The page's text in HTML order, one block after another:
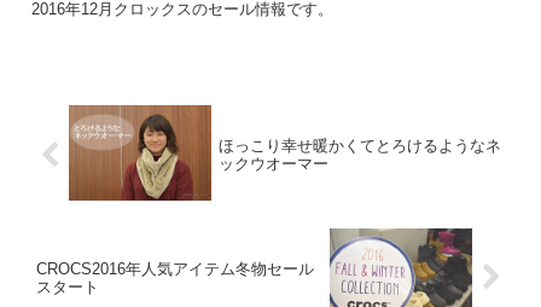
2016年12月クロックスのセール情報です。
ほっこり幸せ暖かくてとろけるようなネ
ックウオーマー
CROCS2016年人気アイテム冬物セール
スタート